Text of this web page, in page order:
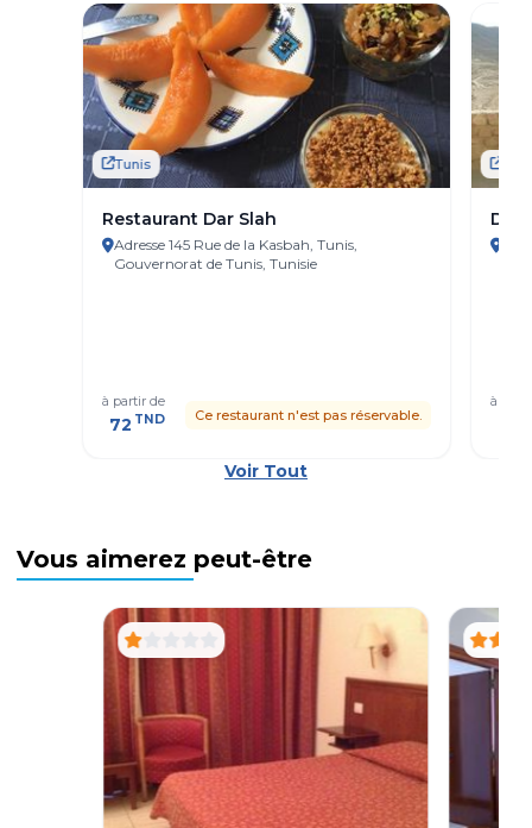
Tunis
Restaurant Dar Slah
Adresse 145 Rue de la Kasbah, Tunis,
Gouvernorat de Tunis, Tunisie
à partir de
72 TND Ce restaurant n'est pas réservable.
Dar
à
Voir Tout
Vous aimerez peut-être